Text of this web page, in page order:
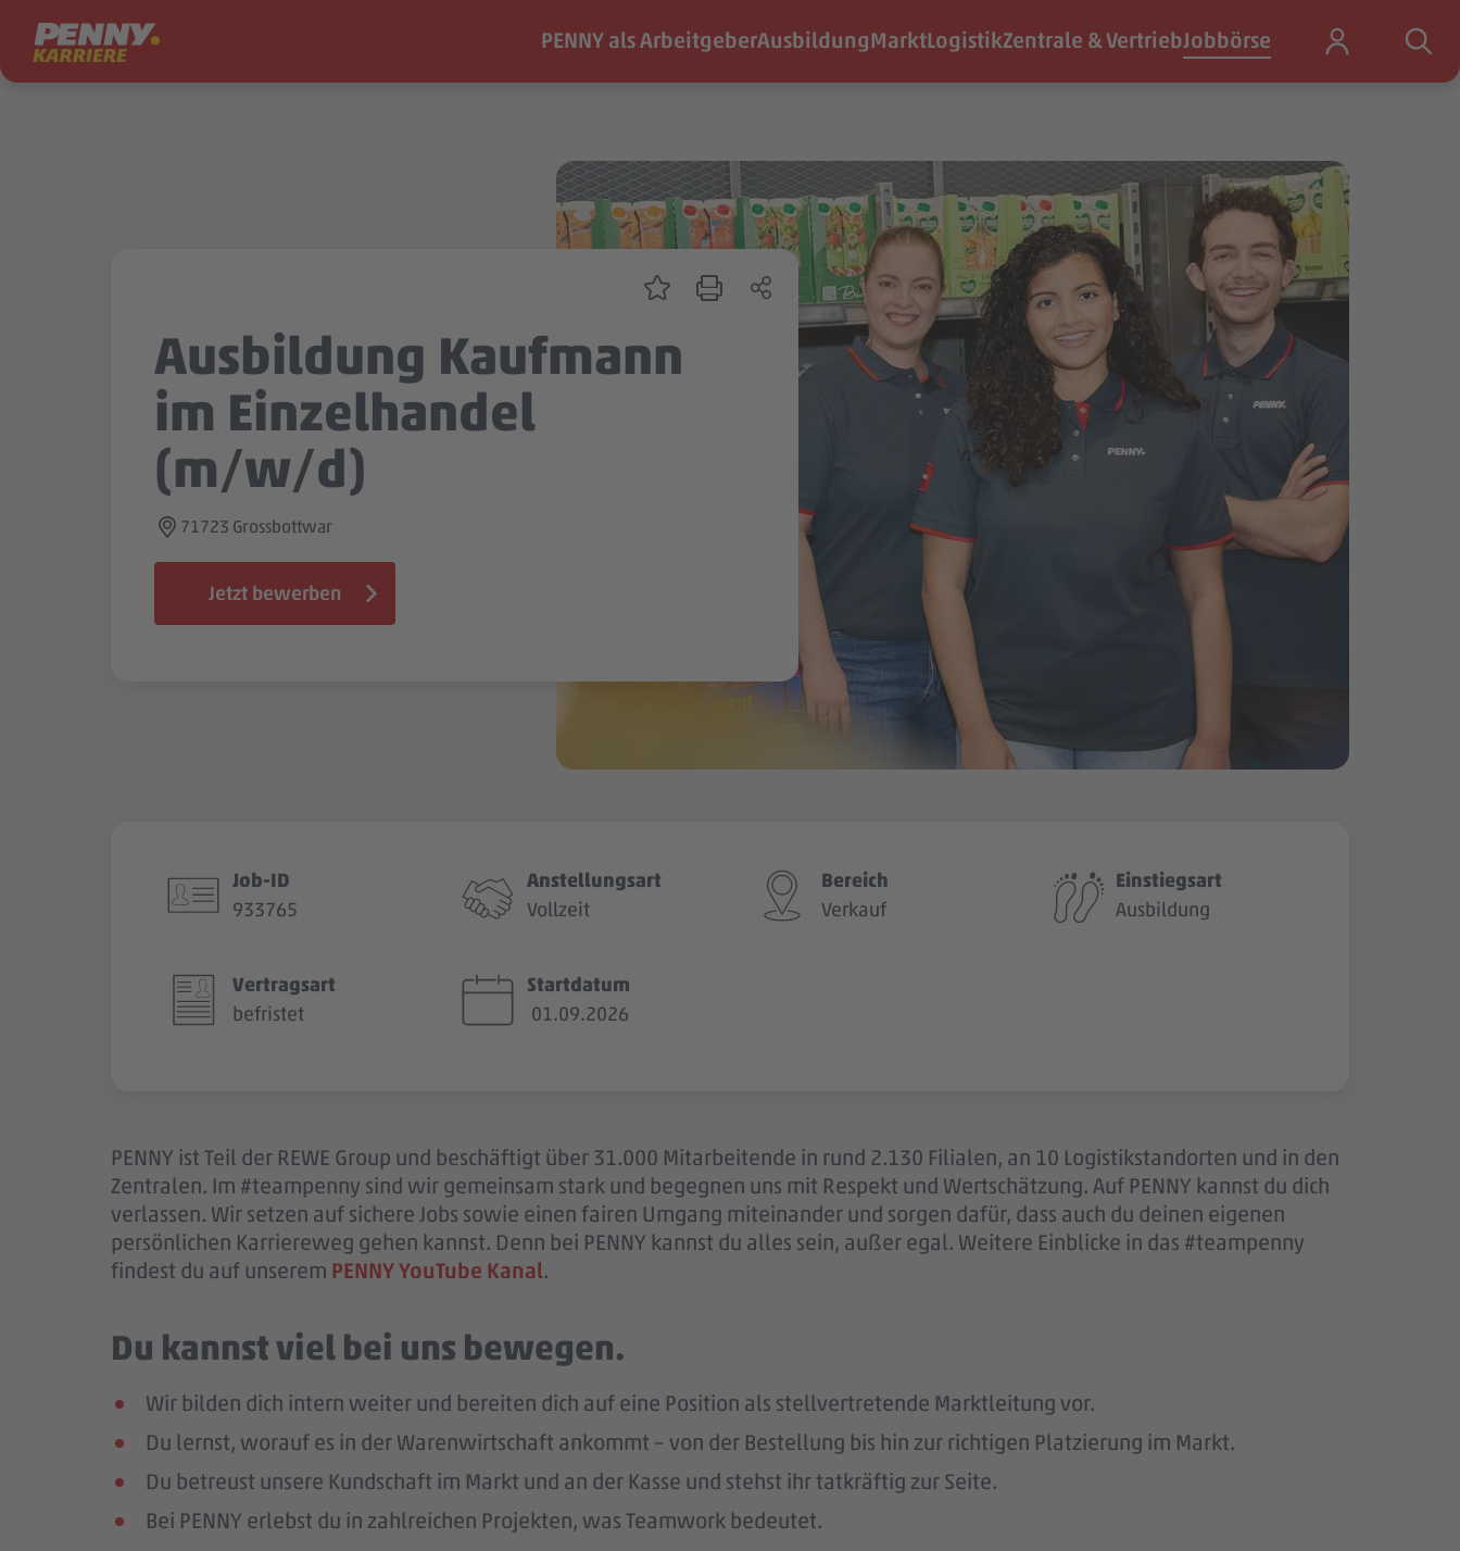
Zum Inhalt springen PENNY als ArbeitgeberAusbildungMarktLogistikZentrale & VertriebJobbörse
Ausbildung Kaufmann
im Einzelhandel
(m/w/d)
71723 Grossbottwar
Jetzt bewerben
Job-ID
933765
Anstellungsart
Vollzeit
Bereich
Verkauf
Einstiegsart
Ausbildung
Vertragsart
befristet
Startdatum
01.09.2026
PENNY ist Teil der REWE Group und beschäftigt über 31.000 Mitarbeitende in rund 2.130 Filialen, an 10 Logistikstandorten und in den
Zentralen. Im #teampenny sind wir gemeinsam stark und begegnen uns mit Respekt und Wertschätzung. Auf PENNY kannst du dich
verlassen. Wir setzen auf sichere Jobs sowie einen fairen Umgang miteinander und sorgen dafür, dass auch du deinen eigenen
persönlichen Karriereweg gehen kannst. Denn bei PENNY kannst du alles sein, außer egal. Weitere Einblicke in das #teampenny
findest du auf unserem PENNY YouTube Kanal.
Du kannst viel bei uns bewegen.
Wir bilden dich intern weiter und bereiten dich auf eine Position als stellvertretende Marktleitung vor.
Du lernst, worauf es in der Warenwirtschaft ankommt – von der Bestellung bis hin zur richtigen Platzierung im Markt.
Du betreust unsere Kundschaft im Markt und an der Kasse und stehst ihr tatkräftig zur Seite.
Bei PENNY erlebst du in zahlreichen Projekten, was Teamwork bedeutet.